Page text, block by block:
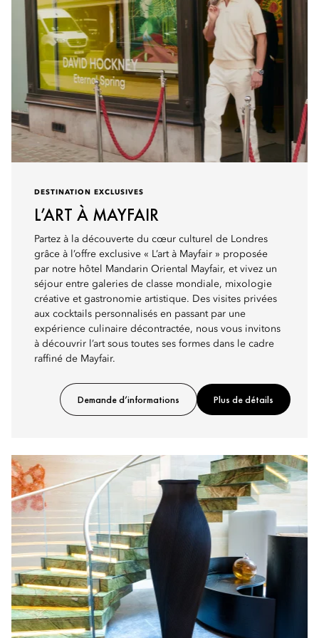
DESTINATION EXCLUSIVES
L’ART À MAYFAIR
Partez à la découverte du cœur culturel de Londres
grâce à l’offre exclusive « L’art à Mayfair » proposée
par notre hôtel Mandarin Oriental Mayfair, et vivez un
séjour entre galeries de classe mondiale, mixologie
créative et gastronomie artistique. Des visites privées
aux cocktails personnalisés en passant par une
expérience culinaire décontractée, nous vous invitons
à découvrir l’art sous toutes ses formes dans le cadre
raffiné de Mayfair.
Demande d’informations Plus de détails